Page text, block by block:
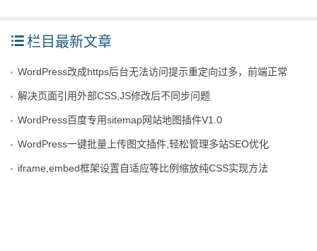
栏目最新文章
WordPress改成https后台无法访问提示重定向过多，前端正常
解决页面引用外部CSS,JS修改后不同步问题
WordPress百度专用sitemap网站地图插件V1.0
WordPress一键批量上传图文插件,轻松管理多站SEO优化
iframe,embed框架设置自适应等比例缩放纯CSS实现方法